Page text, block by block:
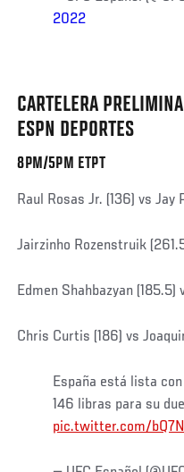
2022
CARTELERA
ESPN DEPORTES
8PM/5PM ETPT
Raul Rosas Jr. (136) vs Jay
Jairzinho Rozenstruik
Edmen Shahbazyan (185.5)
Chris Curtis (186) vs
España está lista con
146 libras para su
pic.twitter.com/